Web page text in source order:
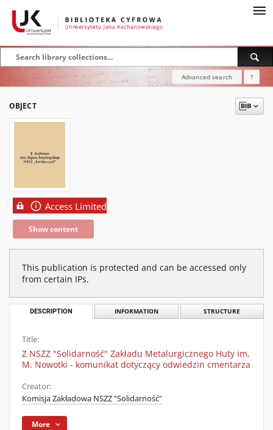
Advanced search ?
OBJECT
Access Limited
Show content
This publication is protected and can be accessed only
from certain IPs.
DESCRIPTION INFORMATION STRUCTURE
Title:
Z NSZZ "Solidarność" Zakładu Metalurgicznego Huty im.
M. Nowotki - komunikat dotyczący odwiedzin cmentarza
Creator:
Komisja Zakładowa NSZZ "Solidarność"
More